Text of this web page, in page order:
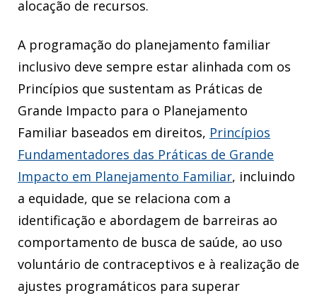
alocação de recursos.
A programação do planejamento familiar
inclusivo deve sempre estar alinhada com os
Princípios que sustentam as Práticas de
Grande Impacto para o Planejamento
Familiar baseados em direitos, Princípios
Fundamentadores das Práticas de Grande
Impacto em Planejamento Familiar, incluindo
a equidade, que se relaciona com a
identificação e abordagem de barreiras ao
comportamento de busca de saúde, ao uso
voluntário de contraceptivos e à realização de
ajustes programáticos para superar